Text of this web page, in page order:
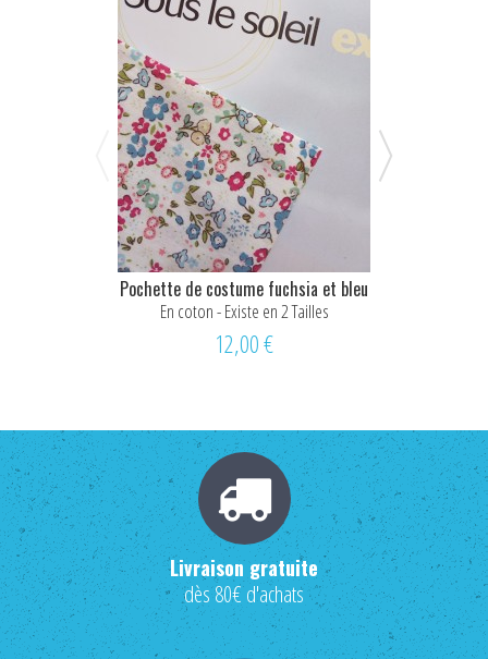
Pochette de costume fuchsia et bleu
En coton - Existe en 2 Tailles
12,00 €
Livraison gratuite
dès 80€ d'achats